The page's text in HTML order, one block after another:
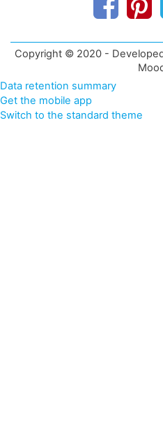
Copyright © 2020 -
Data retention summary
Get the mobile app
Switch to the standard theme